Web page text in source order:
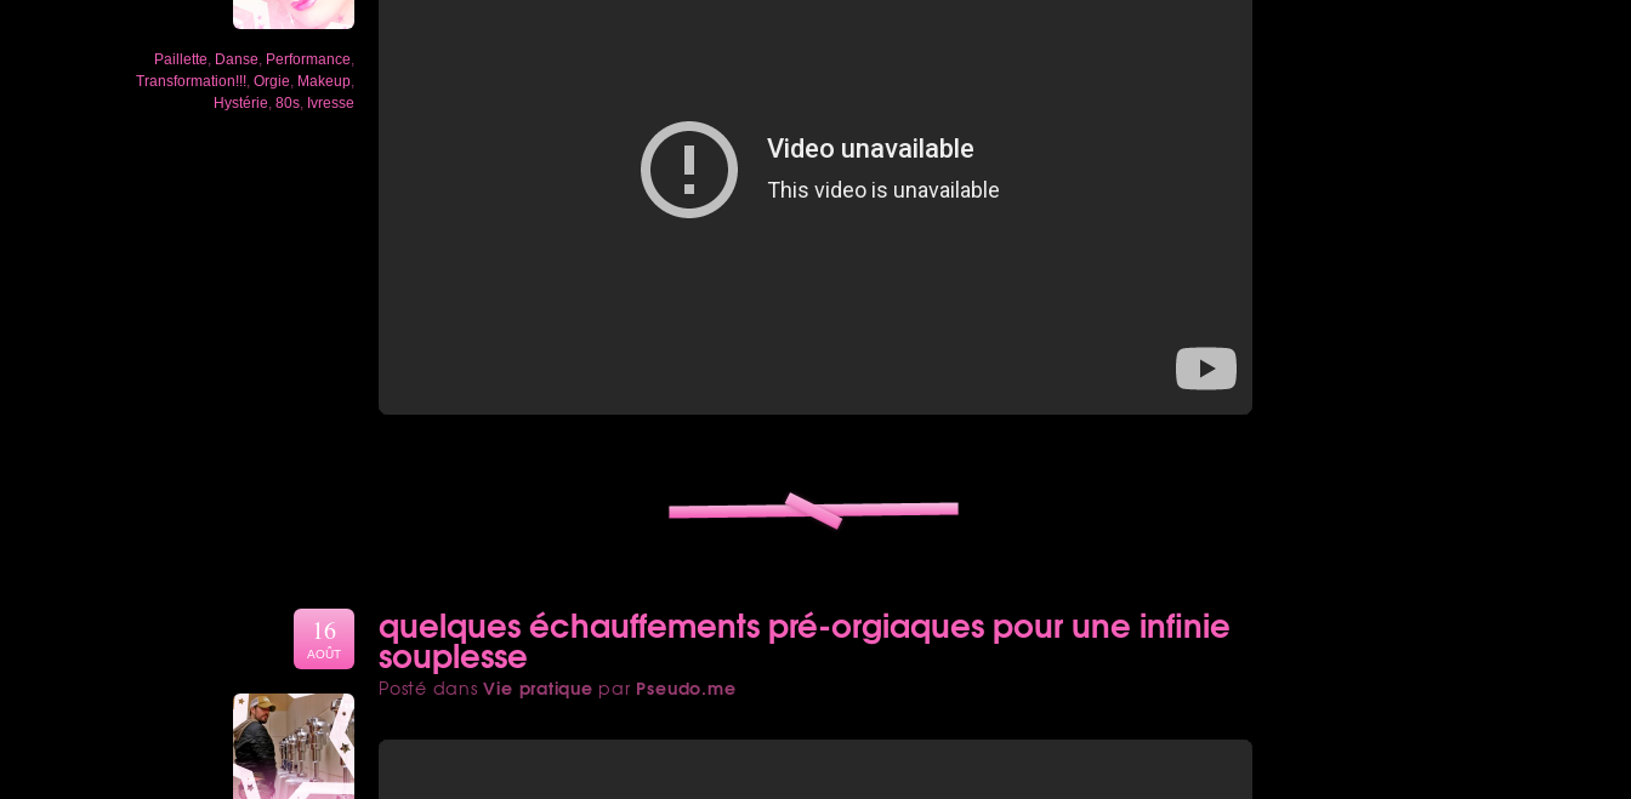
Paillette Danse Performance
Transformation!!! Orgie Makeup
Hystérie 80s Ivresse
quelques échauffements pré-orgiaques pour une infinie
souplesse
Posté dansVie pratique par Pseudo.me
16
AOÛT